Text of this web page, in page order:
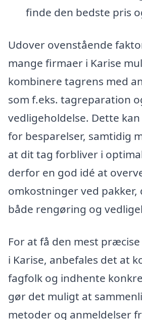
finde den bedste pris
Udover ovenstående
mange firmaer i Karise
kombinere tagrens med
som f.eks. tagreparation
vedligeholdelse. Dette
for besparelser, samtidig
at dit tag forbliver i
derfor en god idé at
omkostninger ved
både rengøring og
For at få den mest
i Karise, anbefales det at
fagfolk og indhente
gør det muligt at
metoder og anmeldelser